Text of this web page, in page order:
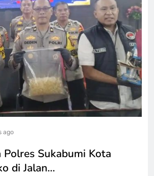
ago
Sukabumi Kota
di Jalan…